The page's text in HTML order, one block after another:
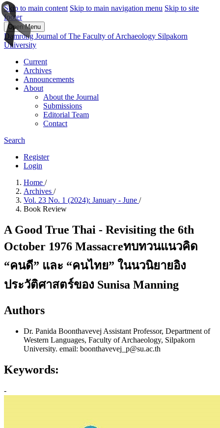
Skip to main content Skip to main navigation menu Skip to site
footer
Open Menu
Damrong Journal of The Faculty of Archaeology Silpakorn
University
Current
Archives
Announcements
About
About the Journal
Submissions
Editorial Team
Contact
Search
Register
Login
Home /
Archives /
Vol. 23 No. 1 (2024): January - June /
Book Review
A Good True Thai - Revisiting the 6th
October 1976 Massacreทบทวนแนวคิด
“คนดี” และ “คนไทย” ในนวนิยายอิง
ประวัติศาสตร์ของ Sunisa Manning
Authors
Dr. Panida Boonthavevej Assistant Professor, Department of
Western Languages, Faculty of Archaeology, Silpakorn
University. email: boonthavevej_p@su.ac.th
Keywords:
-